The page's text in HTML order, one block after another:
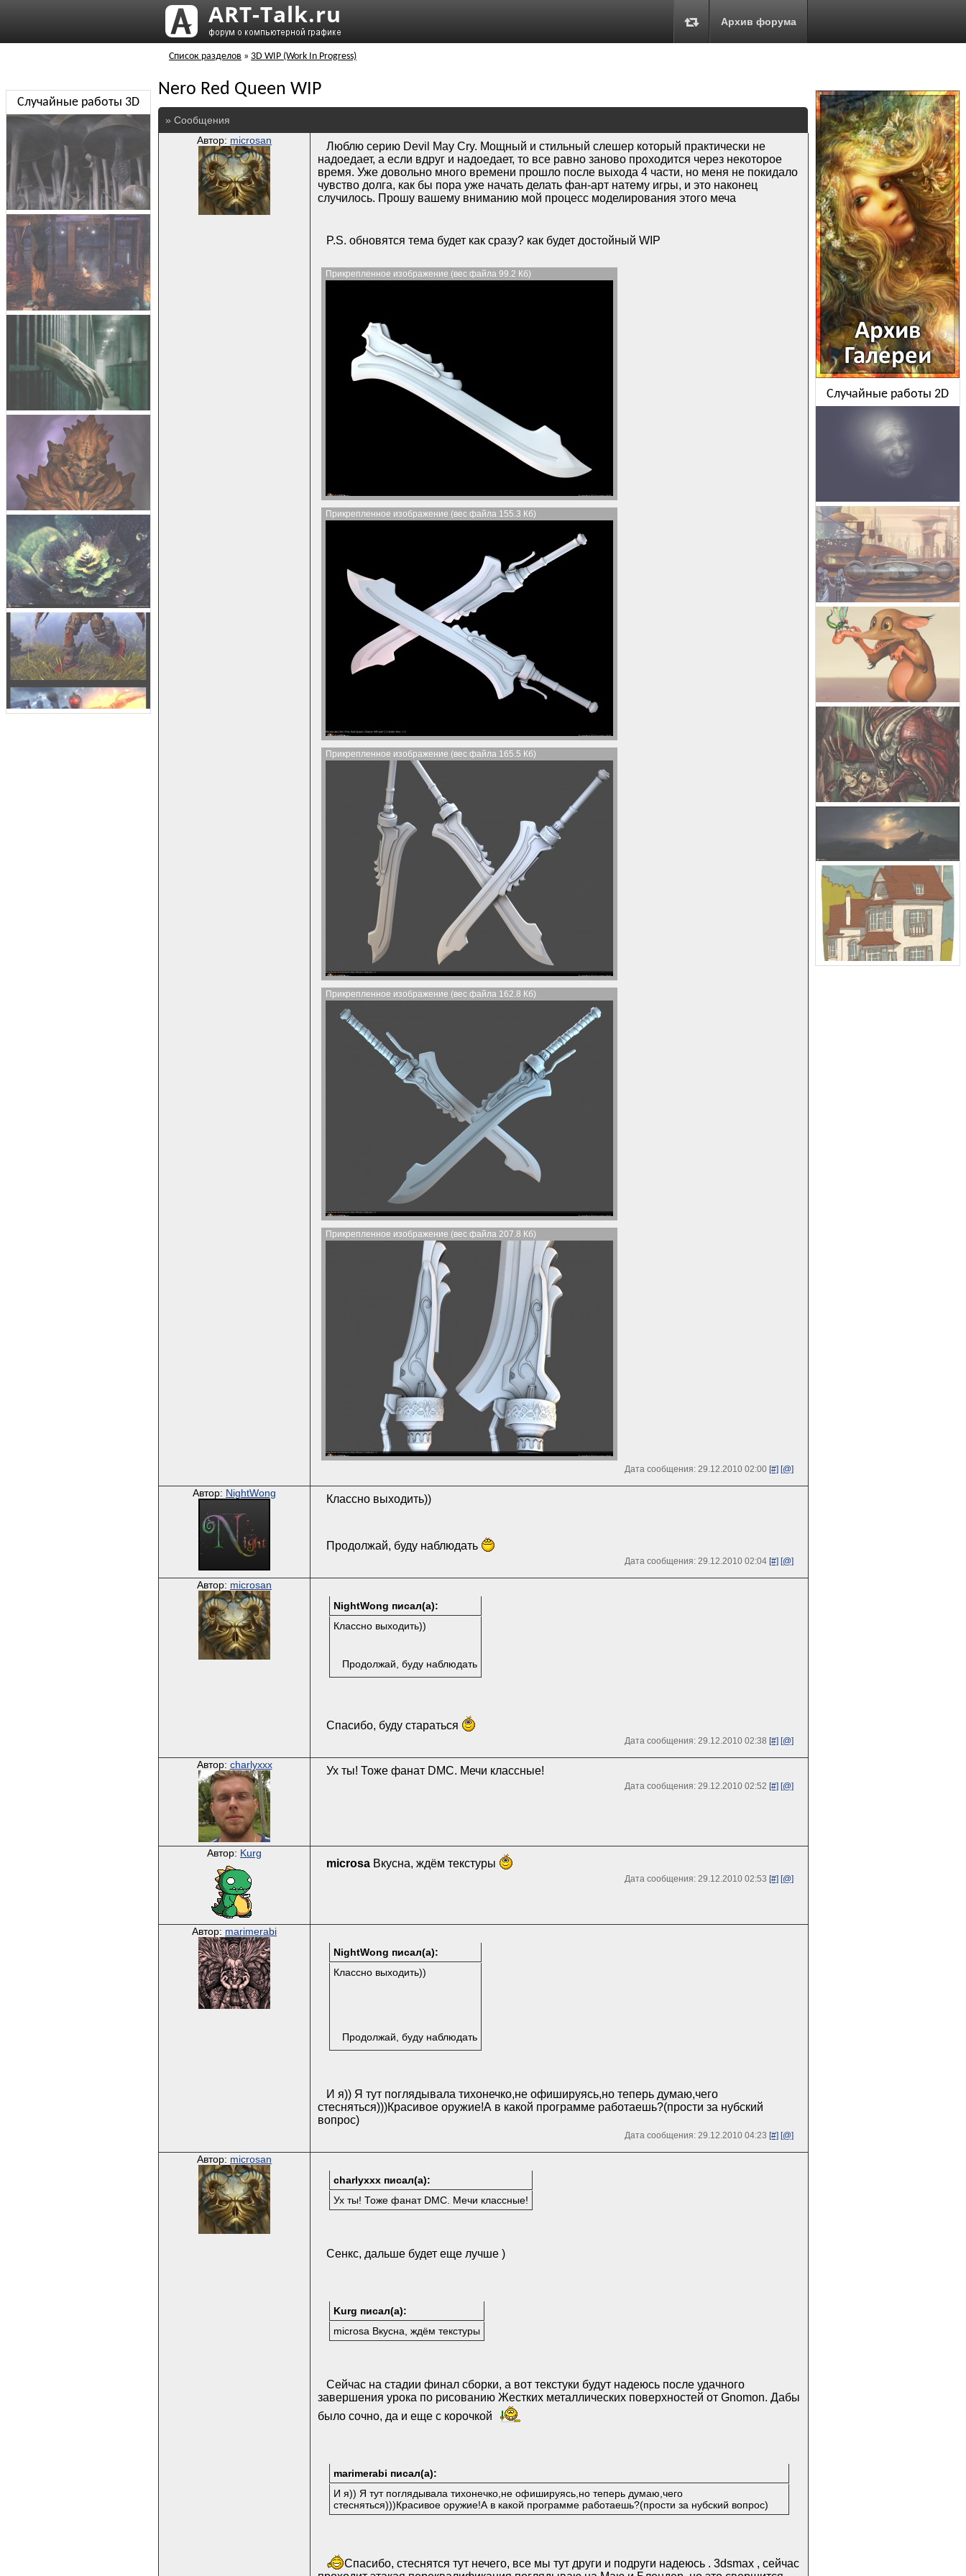
Архив форума
Список разделов » 3D WIP (Work In Progress)
Nero Red Queen WIP
» Сообщения
Автор: microsan
Люблю серию Devil May Cry. Мощный и стильный слешер который практически не
надоедает, а если вдруг и надоедает, то все равно заново проходится через некоторое
время. Уже довольно много времени прошло после выхода 4 части, но меня не покидало
чувство долга, как бы пора уже начать делать фан-арт натему игры, и это наконец
случилось. Прошу вашему вниманию мой процесс моделирования этого меча
P.S. обновятся тема будет как сразу? как будет достойный WIP
Прикрепленное изображение (вес файла 99.2 Кб)
Прикрепленное изображение (вес файла 155.3 Кб)
Прикрепленное изображение (вес файла 165.5 Кб)
Прикрепленное изображение (вес файла 162.8 Кб)
Прикрепленное изображение (вес файла 207.8 Кб)
Дата сообщения: 29.12.2010 02:00 [#] [@]
Автор: NightWong Классно выходить))
Продолжай, буду наблюдать
Дата сообщения: 29.12.2010 02:04 [#] [@]
Автор: microsan
NightWong писал(а):
Классно выходить))
Продолжай, буду наблюдать
Спасибо, буду стараться
Дата сообщения: 29.12.2010 02:38 [#] [@]
Автор: charlyxxx Ух ты! Тоже фанат DMC. Мечи классные!
Дата сообщения: 29.12.2010 02:52 [#] [@]
Автор: Kurg
microsa Вкусна, ждём текстуры
Дата сообщения: 29.12.2010 02:53 [#] [@]
Автор: marimerabi
NightWong писал(а):
Классно выходить))
Продолжай, буду наблюдать
И я)) Я тут поглядывала тихонечко,не офишируясь,но теперь думаю,чего
стесняться)))Красивое оружие!А в какой программе работаешь?(прости за нубский
вопрос)
Дата сообщения: 29.12.2010 04:23 [#] [@]
Автор: microsan
charlyxxx писал(а):
Ух ты! Тоже фанат DMC. Мечи классные!
Сенкс, дальше будет еще лучше )
Kurg писал(а):
microsa Вкусна, ждём текстуры
Сейчас на стадии финал сборки, а вот текстуки будут надеюсь после удачного
завершения урока по рисованию Жестких металлических поверхностей от Gnomon. Дабы
было сочно, да и еще с корочкой
marimerabi писал(а):
И я)) Я тут поглядывала тихонечко,не офишируясь,но теперь думаю,чего
стесняться)))Красивое оружие!А в какой программе работаешь?(прости за нубский вопрос)
Спасибо, стеснятся тут нечего, все мы тут други и подруги надеюсь . 3dsmax , сейчас
Случайные работы 3D
Случайные работы 2D